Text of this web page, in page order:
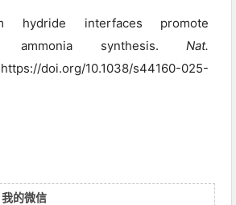
hydride interfaces promote
ammonia synthesis. Nat.
doi.org/10.1038/s44160-025-
我的微信